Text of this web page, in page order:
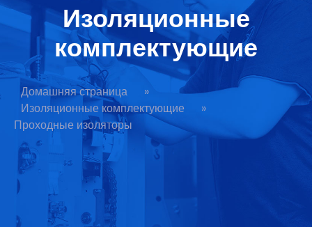
Изоляционные
комплектующие
Домашняя страница
»
Изоляционные комплектующие
»
Проходные изоляторы